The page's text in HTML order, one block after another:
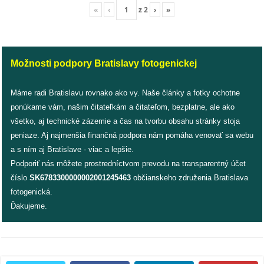
o
nás
podpora
podporte
podporili
nás
autorské
« ‹ z2 › »
Možnosti podpory Bratislavy fotogenickej
Máme radi Bratislavu rovnako ako vy. Naše články a fotky ochotne
ponúkame vám, našim čitateľkám a čitateľom, bezplatne, ale ako
všetko, aj technické zázemie a čas na tvorbu obsahu stránky stoja
peniaze. Aj najmenšia finančná podpora nám pomáha venovať sa webu
a s ním aj Bratislave - viac a lepšie.
Podporiť nás môžete prostredníctvom prevodu na transparentný účet
číslo SK6783300000002001245463 občianskeho združenia Bratislava
fotogenická.
Ďakujeme.